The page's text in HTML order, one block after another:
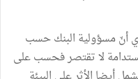
أنّ مسؤولية البنك حسب
لا تقتصر فحسب على